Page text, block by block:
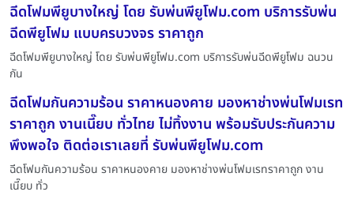
ฉีดโฟมพียูบางใหญ่ โดย รับพ่นพียูโฟม.com บริการรับพ่น
ฉีดพียูโฟม แบบครบวงจร ราคาถูก
ฉีดโฟมพียูบางใหญ่ โดย รับพ่นพียูโฟม.com บริการรับพ่นฉีดพียูโฟม ฉนวน
กัน
ฉีดโฟมกันความร้อน ราคาหนองคาย มองหาช่างพ่นโฟมเรท
ราคาถูก งานเนี๊ยบ ทั่วไทย ไม่ทิ้งงาน พร้อมรับประกันความ
พึงพอใจ ติดต่อเราเลยที่ รับพ่นพียูโฟม.com
ฉีดโฟมกันความร้อน ราคาหนองคาย มองหาช่างพ่นโฟมเรทราคาถูก งาน
เนี๊ยบ ทั่ว